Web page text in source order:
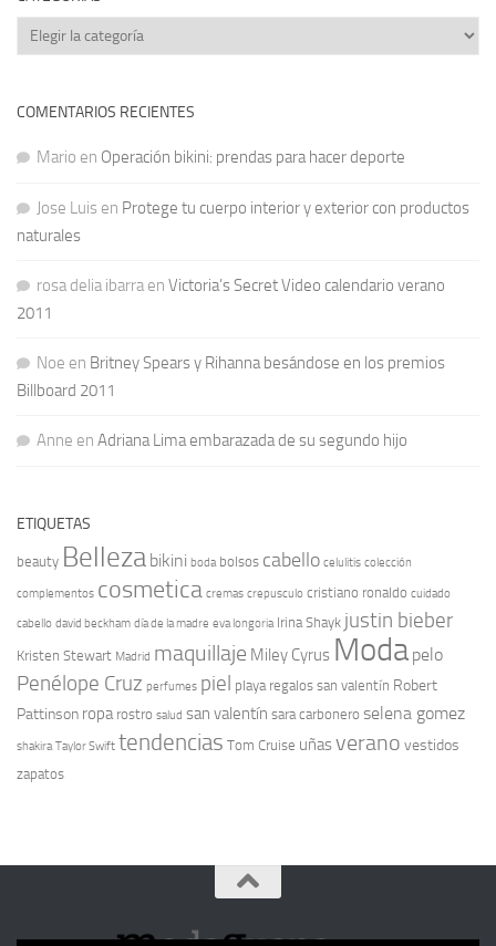
Categorías
COMENTARIOS RECIENTES
Mario en Operación bikini: prendas para hacer deporte
Jose Luis en Protege tu cuerpo interior y exterior con productos
naturales
rosa delia ibarraen Victoria’s Secret Video calendario verano
2011
Noe en Britney Spears y Rihanna besándose en los premios
Billboard 2011
Anne en Adriana Lima embarazada de su segundo hijo
ETIQUETAS
beauty Belleza bikini boda bolsos cabello celulitis colección
complementos cosmetica cremas crepusculo cristiano ronaldo cuidado
cabello david beckham día de la madre eva longoria Irina Shayk justin bieber
Kristen Stewart Madrid maquillaje Miley Cyrus Moda pelo
Penélope Cruz perfumes piel playa regalos san valentín Robert
Pattinson ropa rostro salud san valentín sara carbonero selena gomez
shakira Taylor Swift tendencias Tom Cruise uñasverano vestidos
zapatos